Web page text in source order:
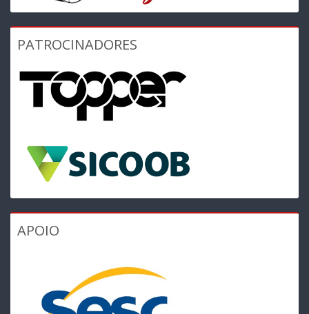
PATROCINADORES
APOIO